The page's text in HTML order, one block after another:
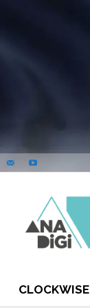
CLOCKWISE